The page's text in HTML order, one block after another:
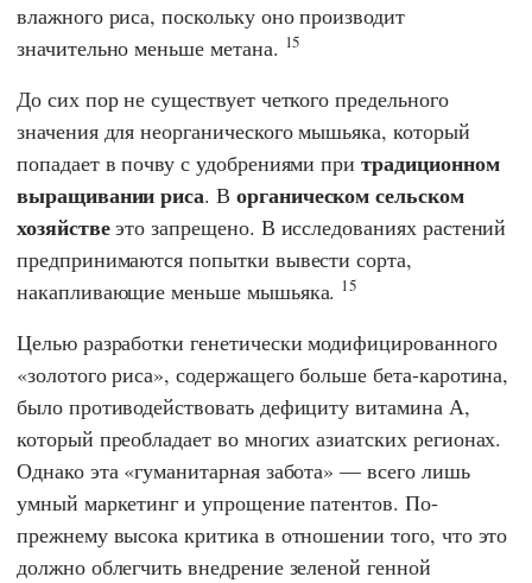
влажного риса, поскольку оно производит
значительно меньше метана. 15
До сих пор не существует четкого предельного
значения для неорганического мышьяка, который
попадает в почву с удобрениями притрадиционном
выращивании риса. В органическом сельском
хозяйствеэто запрещено. В исследованиях растений
предпринимаются попытки вывести сорта,
накапливающие меньше мышьяка. 15
Целью разработки генетически модифицированного
«золотого риса», содержащего больше бета-каротина,
было противодействовать дефициту витамина А,
который преобладает во многих азиатских регионах.
Однако эта «гуманитарная забота» — всего лишь
умный маркетинг и упрощение патентов. По-
прежнему высока критика в отношении того, что это
должно облегчить внедрение зеленой генной